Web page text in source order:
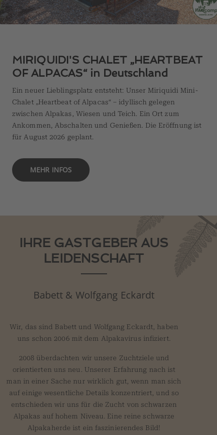
MIRIQUIDI'S CHALET „HEARTBEAT
OF ALPACAS“ in Deutschland
Ein neuer Lieblingsplatz entsteht: Unser Miriquidi Mini-
Chalet „Heartbeat of Alpacas“ – idyllisch gelegen
zwischen Alpakas, Wiesen und Teich. Ein Ort zum
Ankommen, Abschalten und Genießen. Die Eröffnung ist
für August 2026 geplant.
MEHR INFOS
IHRE GASTGEBER AUS
LEIDENSCHAFT
Babett & Wolfgang Eckardt
Wir, das sind Babett und Wolfgang Eckardt, haben
uns schon 2006 mit dem Alpakavirus infiziert.
2008 überdachten wir unsere Zuchtziele und
orientierten uns neu. Unserer Erfahrung nach ist
man in einer Sache nur wirklich gut, wenn man sich
auf einige wesentliche Details konzentriert, und so
entschieden wir uns für die Zucht von schwarzen
Alpakas auf hohem Niveau. Eine reine schwarze
Alpakaherde ist ein faszinierendes Bild!